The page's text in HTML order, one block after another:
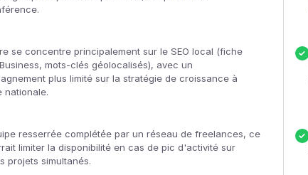
se concentre principalement sur le SEO local (fiche
mots-clés géolocalisés), avec un
plus limité sur la stratégie de croissance à
nationale.
✓
resserrée complétée par un réseau de freelances, ce
limiter la disponibilité en cas de pic d'activité sur
projets simultanés.
✓